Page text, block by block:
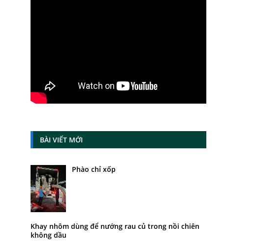
BÀI VIẾT MỚI
Phào chỉ xốp
Khay nhôm dùng để nướng rau củ trong nồi chiên
không dầu